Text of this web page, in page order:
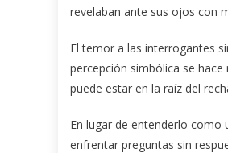
revelaban ante sus ojos con
El temor a las interrogantes
percepción simbólica se
puede estar en la raíz del
En lugar de entenderlo como
enfrentar preguntas sin